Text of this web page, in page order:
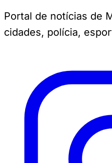
Portal de notícias de
cidades, polícia,